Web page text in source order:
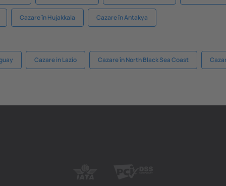
Cazare în Hujakkala Cazare în Antakya
Cazare in Lazio Cazare în North Black Sea Coast